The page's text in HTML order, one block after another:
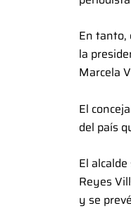
En tanto,
la
Marcela
El
del país
El
Reyes
y se